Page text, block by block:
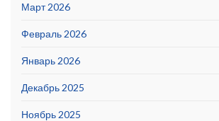
Март 2026
Февраль 2026
Январь 2026
Декабрь 2025
Ноябрь 2025